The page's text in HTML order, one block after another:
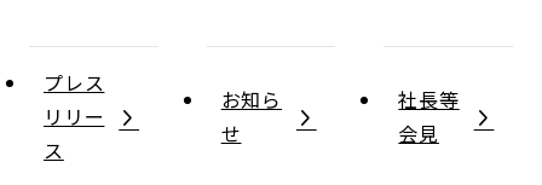
プレス
リリー
ス
お知ら
せ
社長等
会見